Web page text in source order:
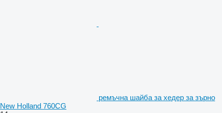
ремъчна шайба за хедер за зърно
New Holland 760CG